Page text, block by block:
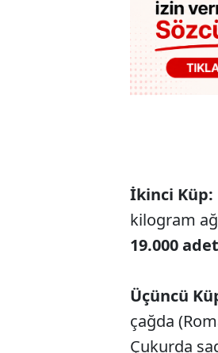
İkinci Küp:
kilogram
19.000 adet
Üçüncü
çağda
Çukurda